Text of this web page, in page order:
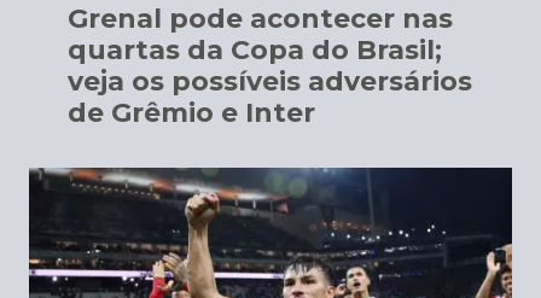
Grenal pode acontecer nas
quartas da Copa do Brasil;
veja os possíveis adversários
de Grêmio e Inter